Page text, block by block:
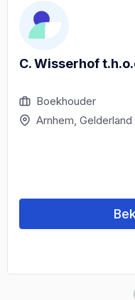
C. Wisserhof
Boekhouder
Arnhem, Gelderland